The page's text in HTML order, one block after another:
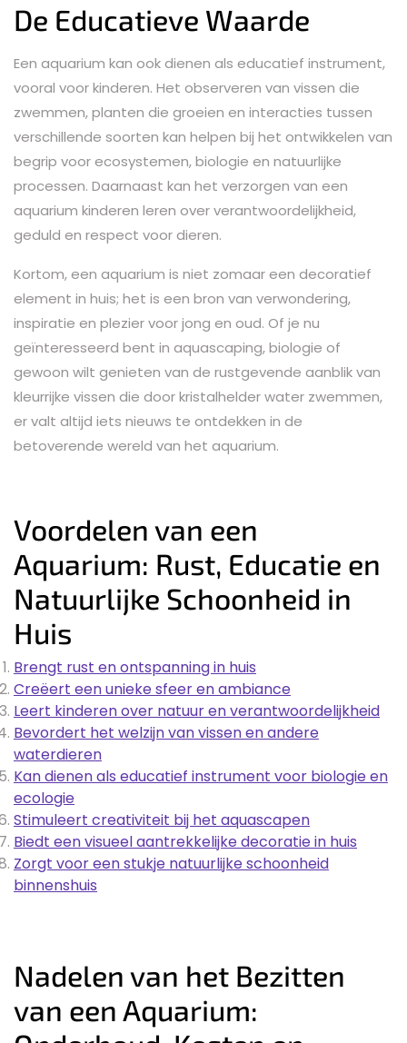
De Educatieve Waarde
Een aquarium kan ook dienen als educatief instrument,
vooral voor kinderen. Het observeren van vissen die
zwemmen, planten die groeien en interacties tussen
verschillende soorten kan helpen bij het ontwikkelen van
begrip voor ecosystemen, biologie en natuurlijke
processen. Daarnaast kan het verzorgen van een
aquarium kinderen leren over verantwoordelijkheid,
geduld en respect voor dieren.
Kortom, een aquarium is niet zomaar een decoratief
element in huis; het is een bron van verwondering,
inspiratie en plezier voor jong en oud. Of je nu
geïnteresseerd bent in aquascaping, biologie of
gewoon wilt genieten van de rustgevende aanblik van
kleurrijke vissen die door kristalhelder water zwemmen,
er valt altijd iets nieuws te ontdekken in de
betoverende wereld van het aquarium.
Voordelen van een
Aquarium: Rust, Educatie en
Natuurlijke Schoonheid in
Huis
Brengt rust en ontspanning in huis
Creëert een unieke sfeer en ambiance
Leert kinderen over natuur en verantwoordelijkheid
Bevordert het welzijn van vissen en andere
waterdieren
Kan dienen als educatief instrument voor biologie en
ecologie
Stimuleert creativiteit bij het aquascapen
Biedt een visueel aantrekkelijke decoratie in huis
Zorgt voor een stukje natuurlijke schoonheid
binnenshuis
Nadelen van het Bezitten
van een Aquarium: